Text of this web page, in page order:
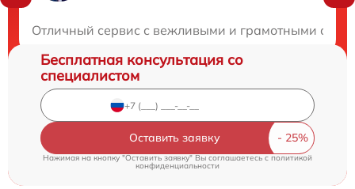
Отличный сервис с вежливыми и грамотными
Бесплатная консультация со
специалистом
Оставить заявку
Нажимая на кнопку "Оставить заявку" Вы соглашаетесь cполитикой
конфиденциальности